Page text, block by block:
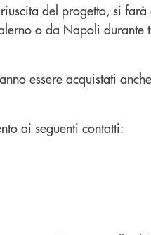
del progetto, si
o da Napoli durante
essere acquistati
ai seguenti contatti: